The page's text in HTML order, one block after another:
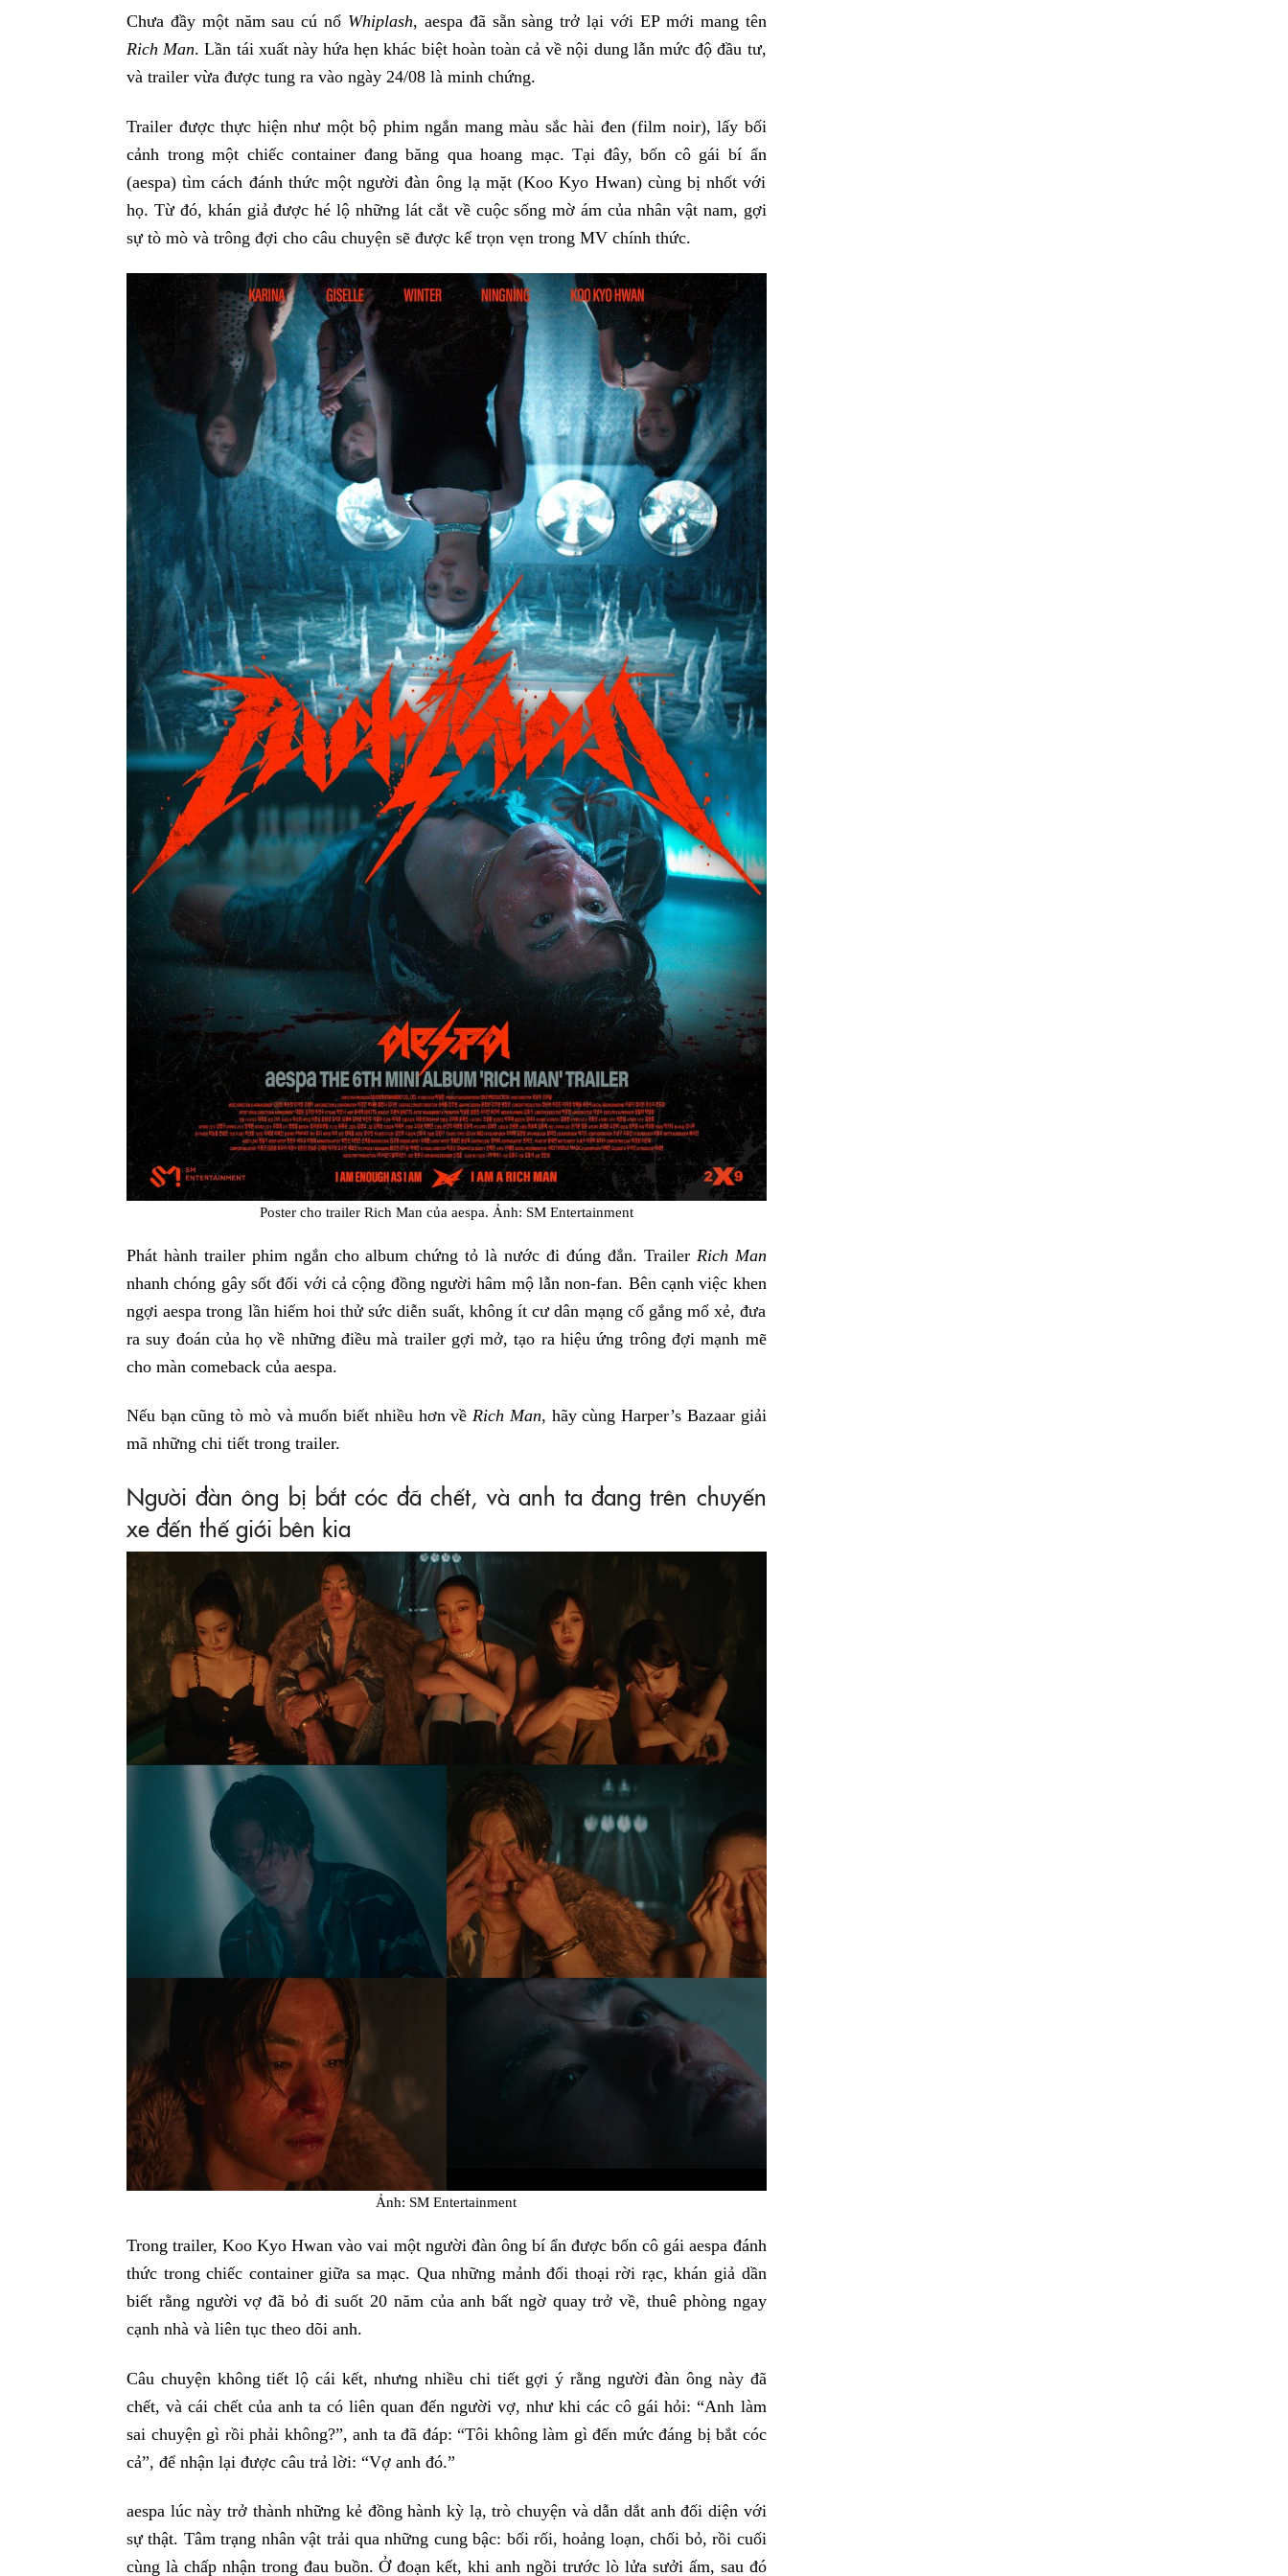
Chưa đầy một năm sau cú nổ Whiplash, aespa đã sẵn sàng trở lại với EP mới mang tên
Rich Man. Lần tái xuất này hứa hẹn khác biệt hoàn toàn cả về nội dung lẫn mức độ đầu tư,
và trailer vừa được tung ra vào ngày 24/08 là minh chứng.
Trailer được thực hiện như một bộ phim ngắn mang màu sắc hài đen (film noir), lấy bối
cảnh trong một chiếc container đang băng qua hoang mạc. Tại đây, bốn cô gái bí ẩn
(aespa) tìm cách đánh thức một người đàn ông lạ mặt (Koo Kyo Hwan) cùng bị nhốt với
họ. Từ đó, khán giả được hé lộ những lát cắt về cuộc sống mờ ám của nhân vật nam, gợi
sự tò mò và trông đợi cho câu chuyện sẽ được kể trọn vẹn trong MV chính thức.
Poster cho trailer Rich Man của aespa. Ảnh: SM Entertainment
Phát hành trailer phim ngắn cho album chứng tỏ là nước đi đúng đắn. Trailer Rich Man
nhanh chóng gây sốt đối với cả cộng đồng người hâm mộ lẫn non-fan. Bên cạnh việc khen
ngợi aespa trong lần hiếm hoi thử sức diễn suất, không ít cư dân mạng cố gắng mổ xẻ, đưa
ra suy đoán của họ về những điều mà trailer gợi mở, tạo ra hiệu ứng trông đợi mạnh mẽ
cho màn comeback của aespa.
Nếu bạn cũng tò mò và muốn biết nhiều hơn vềRich Man, hãy cùng Harper’s Bazaar giải
mã những chi tiết trong trailer.
Người đàn ông bị bắt cóc đã chết, và anh ta đang trên chuyến
xe đến thế giới bên kia
Ảnh: SM Entertainment
Trong trailer, Koo Kyo Hwan vào vai một người đàn ông bí ẩn được bốn cô gái aespa đánh
thức trong chiếc container giữa sa mạc. Qua những mảnh đối thoại rời rạc, khán giả dần
biết rằng người vợ đã bỏ đi suốt 20 năm của anh bất ngờ quay trở về, thuê phòng ngay
cạnh nhà và liên tục theo dõi anh.
Câu chuyện không tiết lộ cái kết, nhưng nhiều chi tiết gợi ý rằng người đàn ông này đã
chết, và cái chết của anh ta có liên quan đến người vợ, như khi các cô gái hỏi: “Anh làm
sai chuyện gì rồi phải không?”, anh ta đã đáp: “Tôi không làm gì đến mức đáng bị bắt cóc
cả”, để nhận lại được câu trả lời: “Vợ anh đó.”
aespa lúc này trở thành những kẻ đồng hành kỳ lạ, trò chuyện và dẫn dắt anh đối diện với
sự thật. Tâm trạng nhân vật trải qua những cung bậc: bối rối, hoảng loạn, chối bỏ, rồi cuối
cùng là chấp nhận trong đau buồn. Ở đoạn kết, khi anh ngồi trước lò lửa sưởi ấm, sau đó